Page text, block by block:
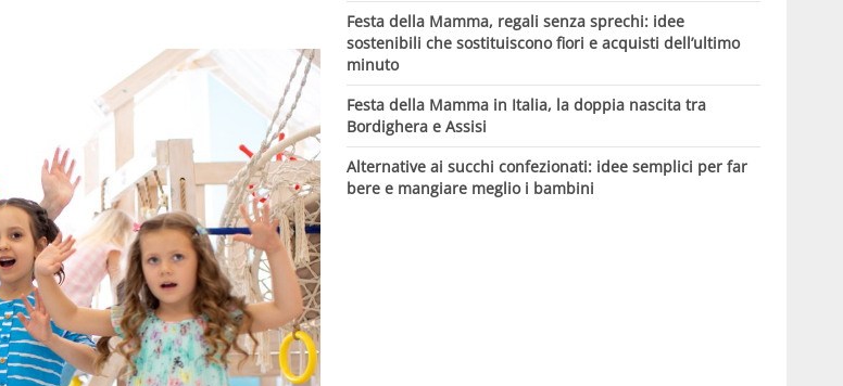
Festa della Mamma, regali senza sprechi: idee
sostenibili che sostituiscono fiori e acquisti dell’ultimo
minuto
Festa della Mamma in Italia, la doppia nascita tra
Bordighera e Assisi
Alternative ai succhi confezionati: idee semplici per far
bere e mangiare meglio i bambini